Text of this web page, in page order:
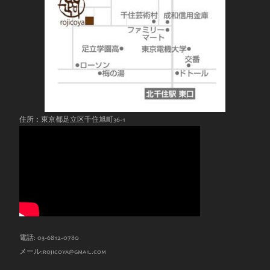
住所：東京都足立区千住旭町36-1
電話: 03-6812-0780
メール:rojicoya@gmail.com